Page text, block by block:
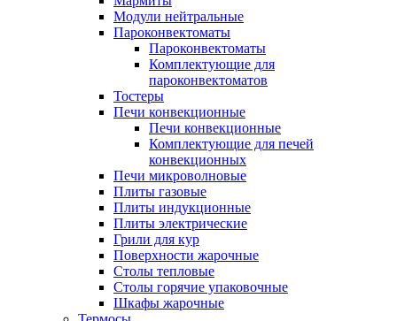
Модули нейтральные
Пароконвектоматы
Пароконвектоматы
Комплектующие для
пароконвектоматов
Тостеры
Печи конвекционные
Печи конвекционные
Комплектующие для печей
конвекционных
Печи микроволновые
Плиты газовые
Плиты индукционные
Плиты электрические
Грили для кур
Поверхности жарочные
Столы тепловые
Столы горячие упаковочные
Шкафы жарочные